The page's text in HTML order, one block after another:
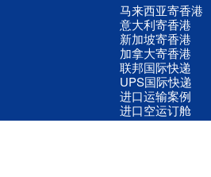
马来西亚寄香港
意大利寄香港
新加坡寄香港
加拿大寄香港
联邦国际快递
UPS国际快递
进口运输案例
进口空运订舱